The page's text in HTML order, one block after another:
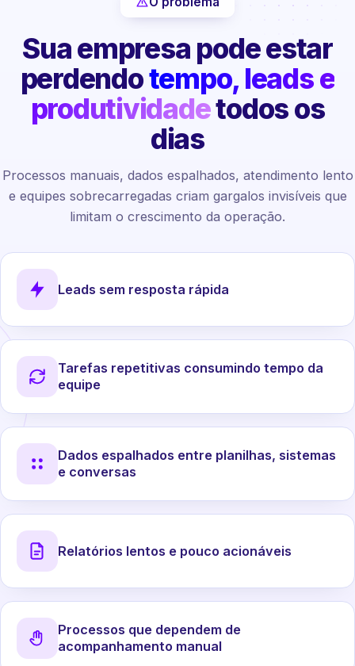
Sua empresa pode estar
perdendotempo, leads e
produtividadetodos os
dias
Processos manuais, dados espalhados, atendimento lento
e equipes sobrecarregadas criam gargalos invisíveis que
limitam o crescimento da operação.
Leads sem resposta rápida
Tarefas repetitivas consumindo tempo da
equipe
Dados espalhados entre planilhas, sistemas
e conversas
Relatórios lentos e pouco acionáveis
Processos que dependem de
acompanhamento manual